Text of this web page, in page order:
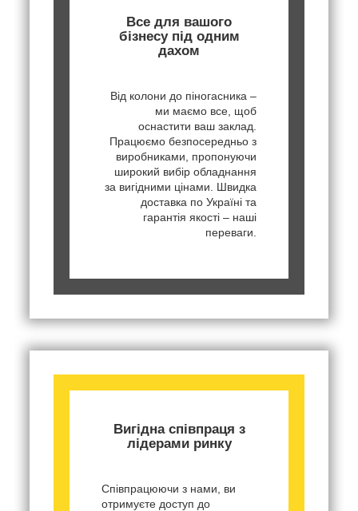
Все для вашого
бізнесу під одним
дахом
Від колони до піногасника –
ми маємо все, щоб
оснастити ваш заклад.
Працюємо безпосередньо з
виробниками, пропонуючи
широкий вибір обладнання
за вигідними цінами. Швидка
доставка по Україні та
гарантія якості – наші
переваги.
Вигідна співпраця з
лідерами ринку
Співпрацюючи з нами, ви
отримуєте доступ до